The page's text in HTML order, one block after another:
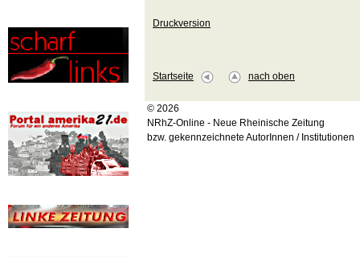
Druckversion
Startseite nach oben
© 2026
NRhZ-Online - Neue Rheinische Zeitung
bzw. gekennzeichnete AutorInnen / Institutionen